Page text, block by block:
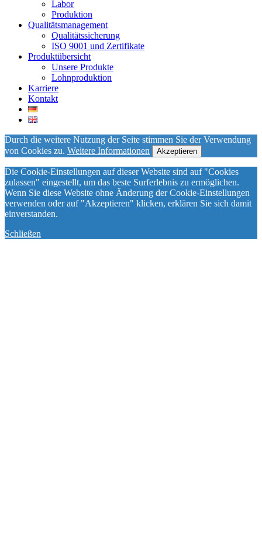
Labor
Produktion
Qualitätsmanagement
Qualitätssicherung
ISO 9001 und Zertifikate
Produktübersicht
Unsere Produkte
Lohnproduktion
Karriere
Kontakt
Durch die weitere Nutzung der Seite stimmen Sie der Verwendung
von Cookies zu. Weitere Informationen Akzeptieren
Die Cookie-Einstellungen auf dieser Website sind auf "Cookies
zulassen" eingestellt, um das beste Surferlebnis zu ermöglichen.
Wenn Sie diese Website ohne Änderung der Cookie-Einstellungen
verwenden oder auf "Akzeptieren" klicken, erklären Sie sich damit
einverstanden.
Schließen